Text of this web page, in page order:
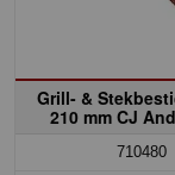
Grill- &
210 mm CJ
710480